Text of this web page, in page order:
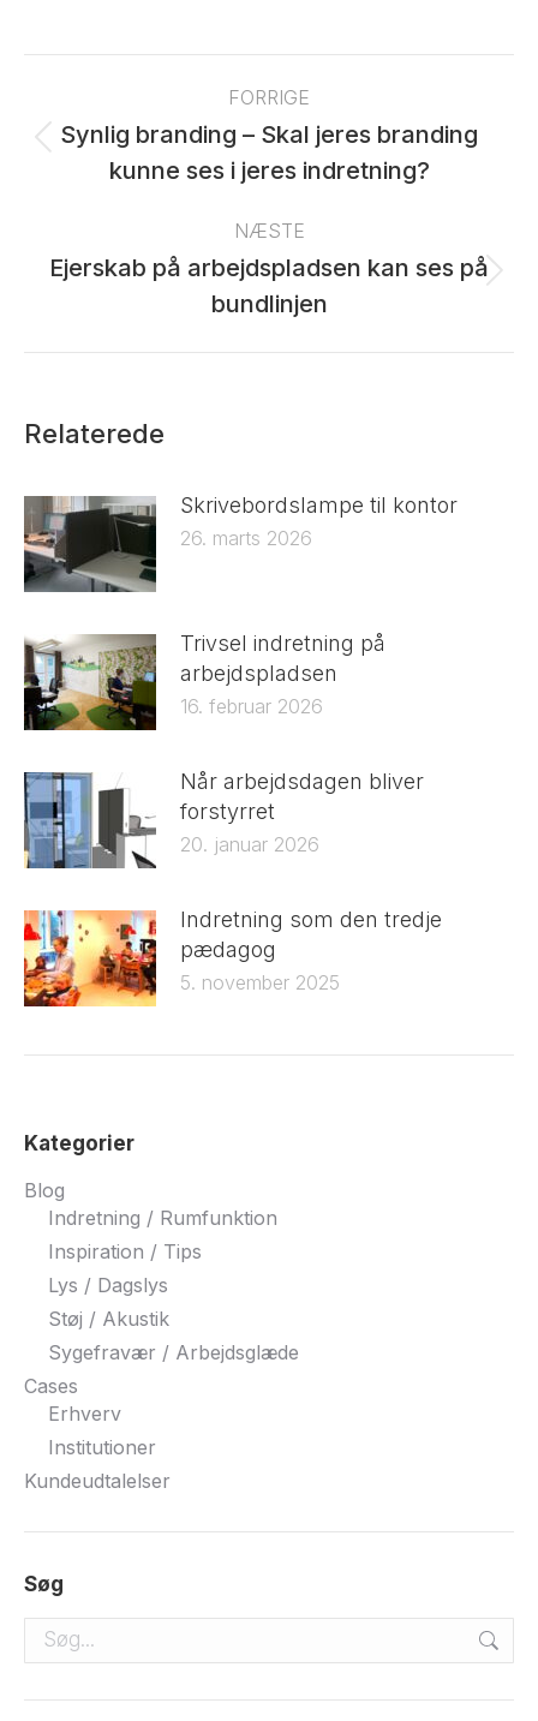
Post
FORRIGE
Previous
post:
Synlig branding – Skal jeres branding
kunne ses i jeres indretning?
NÆSTE
Next
post:
Ejerskab på arbejdspladsen kan ses på
bundlinjen
Relaterede
Skrivebordslampe til kontor
26. marts 2026
Trivsel indretning på
arbejdspladsen
16. februar 2026
Når arbejdsdagen bliver
forstyrret
20. januar 2026
Indretning som den tredje
pædagog
5. november 2025
Kategorier
Blog
Indretning / Rumfunktion
Inspiration / Tips
Lys / Dagslys
Støj / Akustik
Sygefravær / Arbejdsglæde
Cases
Erhverv
Institutioner
Kundeudtalelser
Søg
Search: